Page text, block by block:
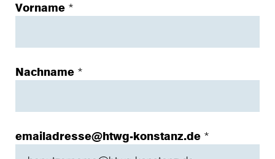
Vorname *
Nachname *
emailadresse@htwg-konstanz.de *